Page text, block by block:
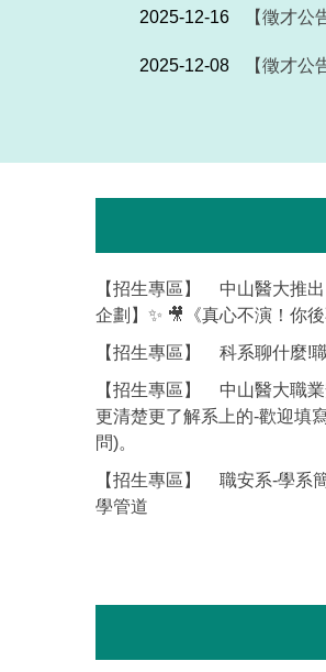
2025-12-16 【徵才
2025-12-08 【徵才
【招生專區】
中山醫大推
企劃】✨ 🎥《真心不演！你
【招生專區】
科系聊什麼!
【招生專區】
中山醫大職
更清楚更了解系上的-歡迎填
問)。
【招生專區】
職安系-學系
學管道